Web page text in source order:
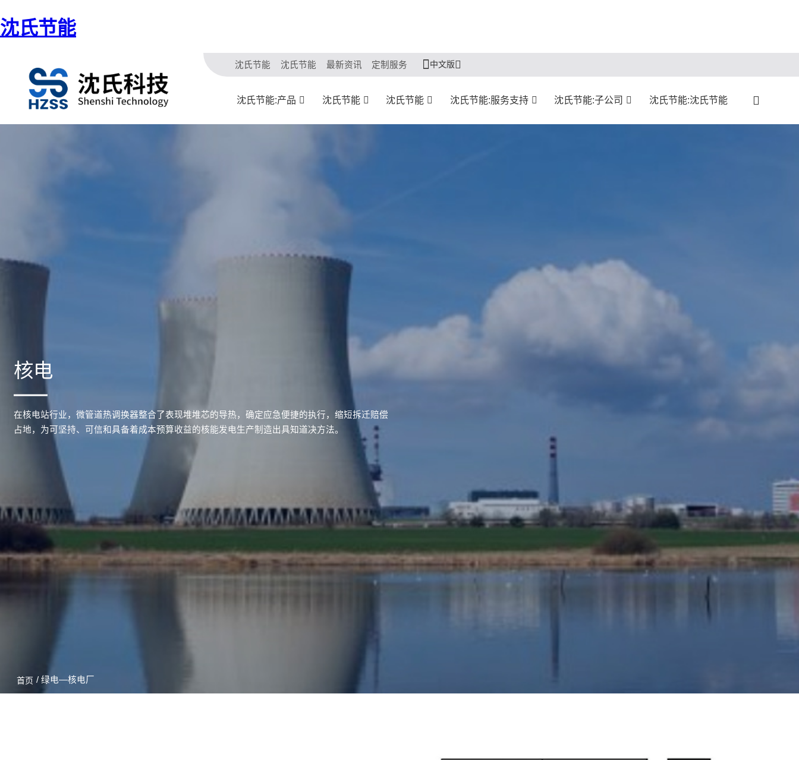
沈氏节能
沈氏节能 沈氏节能 最新资讯 定制服务 中文版
沈氏节能:产品 沈氏节能 沈氏节能 沈氏节能:服务支持 沈氏节能:子公司 沈氏节能:沈氏节能
核电
在核电站行业，微管道热调换器整合了表现堆堆芯的导热，确定应急便捷的执行，缩短拆迁赔偿
占地，为可坚持、可信和具备着成本预算收益的核能发电生产制造出具知道决方法。
首页 / 绿电—核电厂